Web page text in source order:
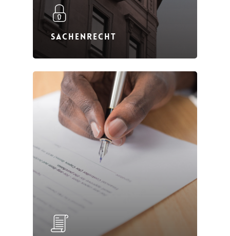
SACHENRECHT